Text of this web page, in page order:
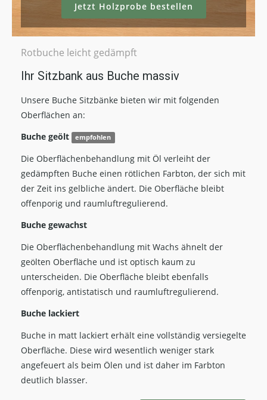
Jetzt Holzprobe bestellen
Rotbuche leicht gedämpft
Ihr Sitzbank aus Buche massiv
Unsere Buche Sitzbänke bieten wir mit folgenden
Oberflächen an:
Buche geölt
empfohlen
Die Oberflächenbehandlung mit Öl verleiht der
gedämpften Buche einen rötlichen Farbton, der sich mit
der Zeit ins gelbliche ändert. Die Oberfläche bleibt
offenporig und raumluftregulierend.
Buche gewachst
Die Oberflächenbehandlung mit Wachs ähnelt der
geölten Oberfläche und ist optisch kaum zu
unterscheiden. Die Oberfläche bleibt ebenfalls
offenporig, antistatisch und raumluftregulierend.
Buche lackiert
Buche in matt lackiert erhält eine vollständig versiegelte
Oberfläche. Diese wird wesentlich weniger stark
angefeuert als beim Ölen und ist daher im Farbton
deutlich blasser.